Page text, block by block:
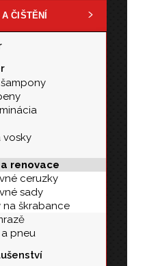
ČIŠTĚNÍ
vosky
renovace
ceruzky
sady
na škrabance
pneu